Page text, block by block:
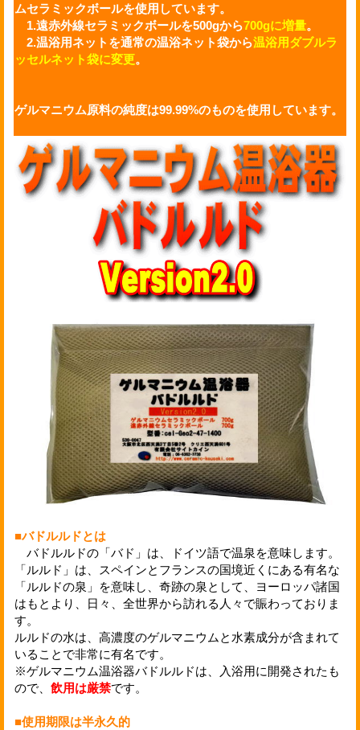
ムセラミックボールを使用しています。
1.遠赤外線セラミックボールを500gから700gに増量。
2.温浴用ネットを通常の温浴ネット袋から温浴用ダブルラ
ッセルネット袋に変更。
ゲルマニウム原料の純度は99.99%のものを使用しています。
■バドルルドとは
バドルルドの「バド」は、ドイツ語で温泉を意味します。
「ルルド」は、スペインとフランスの国境近くにある有名な
「ルルドの泉」を意味し、奇跡の泉として、ヨーロッパ諸国
はもとより、日々、全世界から訪れる人々で賑わっておりま
す。
ルルドの水は、高濃度のゲルマニウムと水素成分が含まれて
いることで非常に有名です。
※ゲルマニウム温浴器バドルルドは、入浴用に開発されたも
ので、 飲用は厳禁です。
■使用期限は半永久的